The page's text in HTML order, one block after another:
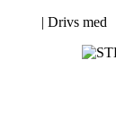
| Drivs med